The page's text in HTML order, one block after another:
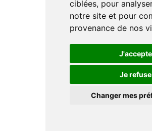
ciblées, pour
notre site et pour
provenance de nos
J'accepte
Je refuse
Changer mes